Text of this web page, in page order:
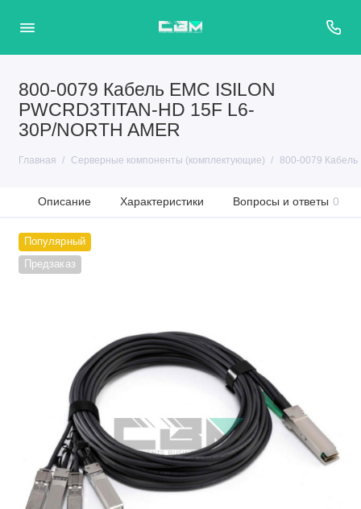
800-0079 Кабель EMC ISILON
PWCRD3TITAN-HD 15F L6-
30P/NORTH AMER
Главная Серверные компоненты (комплектующие) 800-0079 Кабель
Описание Характеристики Вопросы и ответы 0
Популярный
Предзаказ